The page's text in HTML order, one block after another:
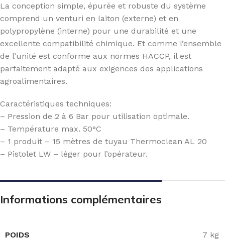
La conception simple, épurée et robuste du système
comprend un venturi en laiton (externe) et en
polypropylène (interne) pour une durabilité et une
excellente compatibilité chimique. Et comme l’ensemble
de l’unité est conforme aux normes HACCP, il est
parfaitement adapté aux exigences des applications
agroalimentaires.
Caractéristiques techniques:
– Pression de 2 à 6 Bar pour utilisation optimale.
– Température max. 50°C
– 1 produit – 15 mètres de tuyau Thermoclean AL 20
– Pistolet LW – léger pour l’opérateur.
Informations complémentaires
POIDS 7 kg